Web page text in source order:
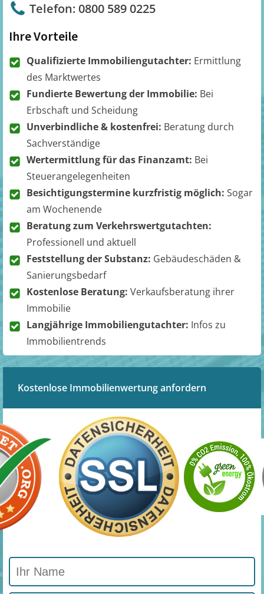
Telefon: 0800 589 0225
Ihre Vorteile
Qualifizierte Immobiliengutachter: Ermittlung
des Marktwertes
Fundierte Bewertung der Immobilie: Bei
Erbschaft und Scheidung
Unverbindliche & kostenfrei: Beratung durch
Sachverständige
Wertermittlung für das Finanzamt: Bei
Steuerangelegenheiten
Besichtigungstermine kurzfristig möglich: Sogar
am Wochenende
Beratung zum Verkehrswertgutachten:
Professionell und aktuell
Feststellung der Substanz: Gebäudeschäden &
Sanierungsbedarf
Kostenlose Beratung: Verkaufsberatung ihrer
Immobilie
Langjährige Immobiliengutachter: Infos zu
Immobilientrends
Kostenlose Immobilienwertung anfordern